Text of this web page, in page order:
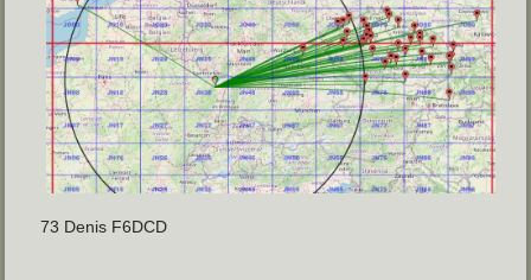
73 Denis F6DCD